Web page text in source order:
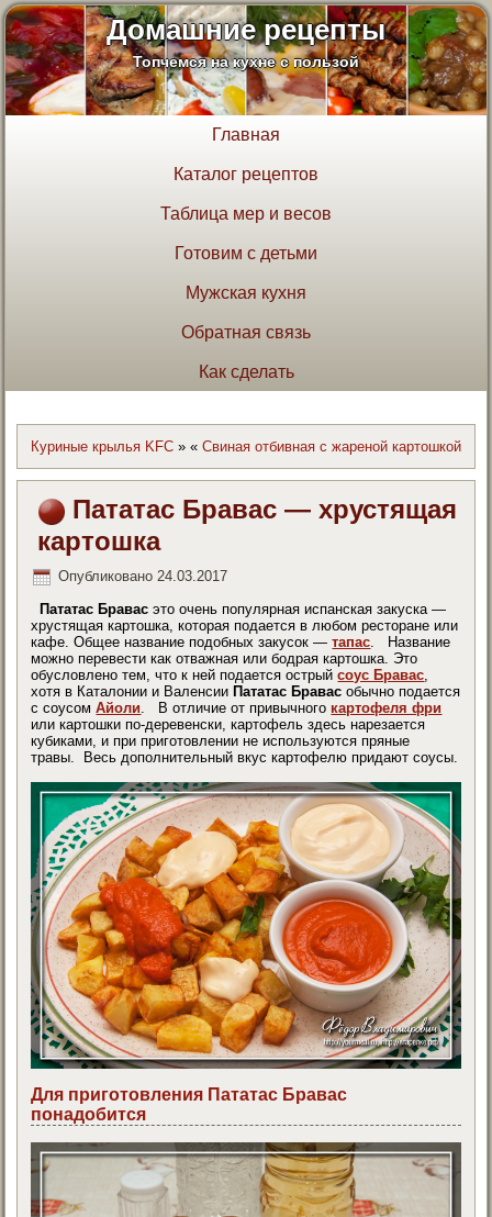
Домашние рецепты
Топчемся на кухне с пользой
Главная
Каталог рецептов
Таблица мер и весов
Готовим с детьми
Мужская кухня
Обратная связь
Как сделать
Куриные крылья KFC » « Свиная отбивная с жареной картошкой
Пататас Бравас — хрустящая
картошка
Опубликовано 24.03.2017
Пататас Бравас это очень популярная испанская закуска —
хрустящая картошка, которая подается в любом ресторане или
кафе. Общее название подобных закусок —тапас. Название
можно перевести как отважная или бодрая картошка. Это
обусловлено тем, что к ней подается острыйсоус Бравас,
хотя в Каталонии и Валенсии Пататас Бравас обычно подается
с соусомАйоли. В отличие от привычного картофеля фри
или картошки по-деревенски, картофель здесь нарезается
кубиками, и при приготовлении не используются пряные
травы. Весь дополнительный вкус картофелю придают соусы.
Для приготовления Пататас Бравас
понадобится